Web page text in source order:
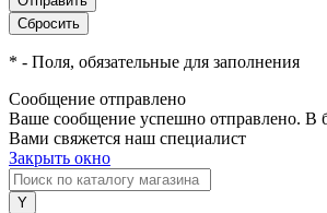
* - Поля, обязательные для заполнения
Сообщение отправлено
Ваше сообщение успешно отправлено. В
Вами свяжется наш специалист
Закрыть окно